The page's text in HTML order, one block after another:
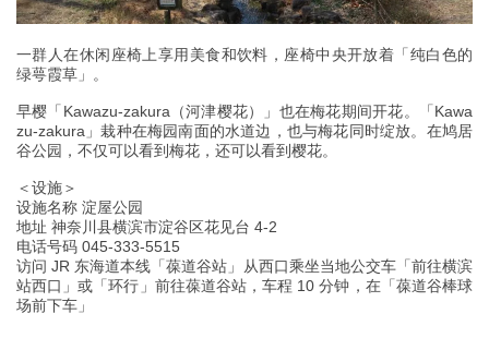
一群人在休闲座椅上享用美食和饮料，座椅中央开放着「纯白色的
绿萼霞草」。
早樱「Kawazu-zakura（河津樱花）」也在梅花期间开花。「Kawa
zu-zakura」栽种在梅园南面的水道边，也与梅花同时绽放。在鸠居
谷公园，不仅可以看到梅花，还可以看到樱花。
＜设施＞
设施名称 淀屋公园
地址 神奈川县横滨市淀谷区花见台 4-2
电话号码 045-333-5515
访问 JR 东海道本线「葆道谷站」从西口乘坐当地公交车「前往横滨
站西口」或「环行」前往葆道谷站，车程 10 分钟，在「葆道谷棒球
场前下车」